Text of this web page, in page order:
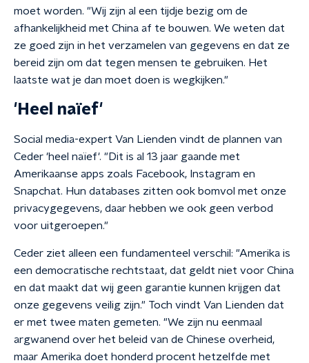
moet worden. "Wij zijn al een tijdje bezig om de
afhankelijkheid met China af te bouwen. We weten dat
ze goed zijn in het verzamelen van gegevens en dat ze
bereid zijn om dat tegen mensen te gebruiken. Het
laatste wat je dan moet doen is wegkijken."
'Heel naïef'
Social media-expert Van Lienden vindt de plannen van
Ceder 'heel naïef'. "Dit is al 13 jaar gaande met
Amerikaanse apps zoals Facebook, Instagram en
Snapchat. Hun databases zitten ook bomvol met onze
privacygegevens, daar hebben we ook geen verbod
voor uitgeroepen."
Ceder ziet alleen een fundamenteel verschil: "Amerika is
een democratische rechtstaat, dat geldt niet voor China
en dat maakt dat wij geen garantie kunnen krijgen dat
onze gegevens veilig zijn." Toch vindt Van Lienden dat
er met twee maten gemeten. "We zijn nu eenmaal
argwanend over het beleid van de Chinese overheid,
maar Amerika doet honderd procent hetzelfde met